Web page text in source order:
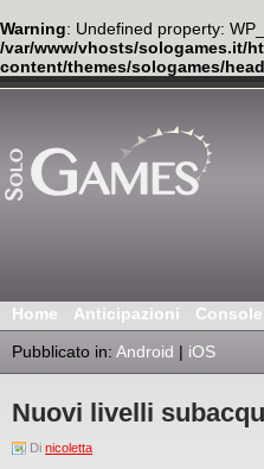
Warning: Undefined property:
/var/www/vhosts/sologames.it/
content/themes/sologames/
Home Anticipazioni Console
Pubblicato in: Android | iOS
Nuovi livelli
Di nicoletta